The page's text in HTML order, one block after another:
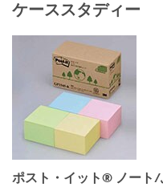
ケーススタディー
ポスト・イット® ノー